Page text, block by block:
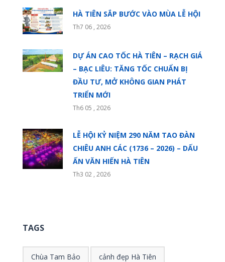
HÀ TIÊN SẮP BƯỚC VÀO MÙA LỄ HỘI
Th7 06 , 2026
DỰ ÁN CAO TỐC HÀ TIÊN – RẠCH GIÁ
– BẠC LIÊU: TĂNG TỐC CHUẨN BỊ
ĐẦU TƯ, MỞ KHÔNG GIAN PHÁT
TRIỂN MỚI
Th6 05 , 2026
LỄ HỘI KỶ NIỆM 290 NĂM TAO ĐÀN
CHIÊU ANH CÁC (1736 – 2026) – DẤU
ẤN VĂN HIẾN HÀ TIÊN
Th3 02 , 2026
TAGS
Chùa Tam Bảo cảnh đẹp Hà Tiên